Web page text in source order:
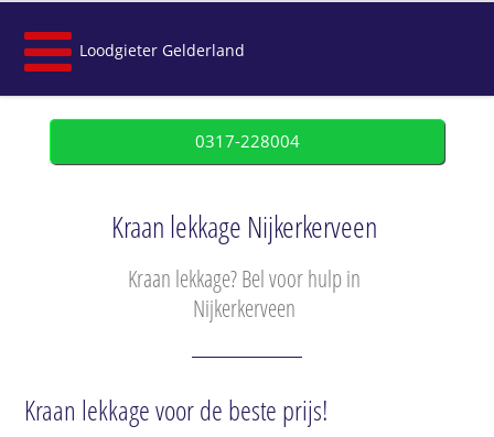
Loodgieter Gelderland
0317-228004
Kraan lekkage Nijkerkerveen
Kraan lekkage? Bel voor hulp in
Nijkerkerveen
Kraan lekkage voor de beste prijs!